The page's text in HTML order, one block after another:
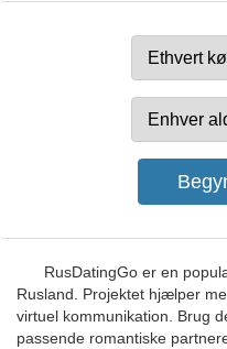
RusDatingGo er en
Rusland. Projektet hjælper
virtuel kommunikation. Brug
passende romantiske